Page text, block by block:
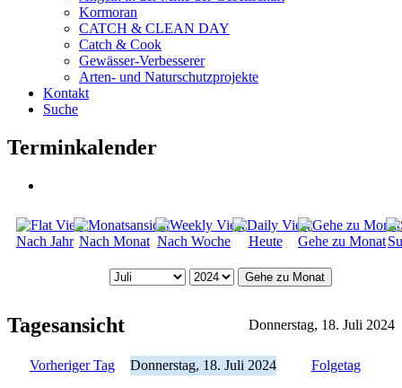
Kormoran
CATCH & CLEAN DAY
Catch & Cook
Gewässer-Verbesserer
Arten- und Naturschutzprojekte
Kontakt
Suche
Terminkalender
Nach Jahr Nach Monat Nach Woche Heute Gehe zu Monat
Gehe zu Monat
Tagesansicht Donnerstag, 18. Juli 2024
Vorheriger Tag Donnerstag, 18. Juli 2024 Folgetag